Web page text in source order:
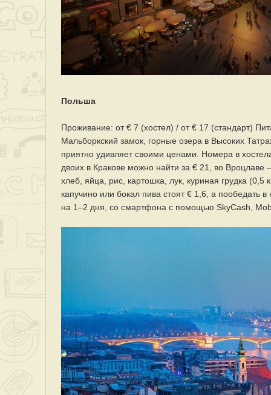
Польша
Проживание: от € 7 (хостел) / от € 17 (стандарт)
Мальборкский замок, горные озера в Высоких
приятно удивляет своими ценами. Номера в
двоих в Кракове можно найти за € 21, во
хлеб, яйца, рис, картошка, лук, куриная грудка
капучино или бокал пива стоят € 1,6, а пообедать
на 1–2 дня, со смартфона с помощью SkyCash,